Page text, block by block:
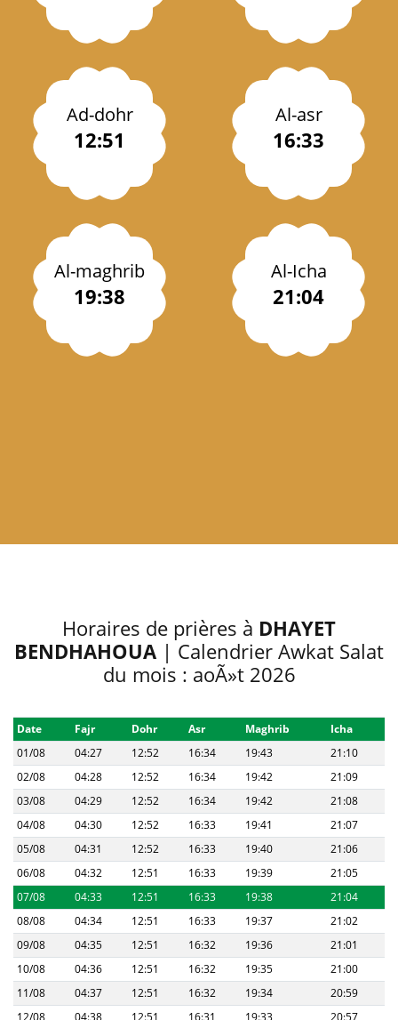
Ad-dohr
12:51
Al-asr
16:33
Al-maghrib
19:38
Al-Icha
21:04
Horaires de prières à DHAYET
BENDHAHOUA | Calendrier Awkat Salat
du mois : aoÃ»t 2026
Date Fajr Dohr Asr Maghrib
Icha
01/08
04:27 12:52 16:34 19:43
21:10
02/08
04:28 12:52 16:34 19:42
21:09
03/08
04:29 12:52 16:34 19:42
21:08
04/08
04:30 12:52 16:33 19:41
21:07
05/08
04:31 12:52 16:33 19:40
21:06
06/08
04:32 12:51 16:33 19:39
21:05
07/08
04:33 12:51 16:33 19:38
21:04
08/08
04:34 12:51 16:33 19:37
21:02
09/08
04:35 12:51 16:32 19:36
21:01
10/08
04:36 12:51 16:32 19:35
21:00
11/08
04:37 12:51 16:32 19:34
20:59